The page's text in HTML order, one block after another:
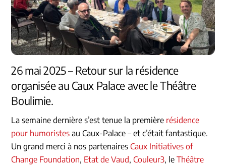
26 mai 2025 – Retour sur la résidence
organisée au Caux Palace avec le Théâtre
Boulimie.
La semaine dernière s’est tenue la première résidence
pour humoristes au Caux-Palace – et c’était fantastique.
Un grand merci à nos partenairesCaux Initiatives of
Change Foundation, Etat de Vaud,Couleur3, le Théâtre